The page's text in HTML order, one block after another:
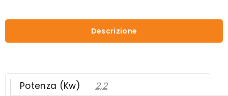
Descrizione
Potenza (Kw)
2,2